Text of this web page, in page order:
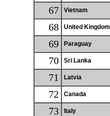
67 Vietnam
68 United Kingdom
69 Paraguay
70 Sri Lanka
71 Latvia
72 Canada
73 Italy